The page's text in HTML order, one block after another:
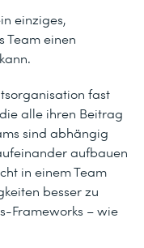
einziges,
Team einen
fast
alle ihren Beitrag
sind abhängig
aufbauen
in einem Team
besser zu
Frameworks – wie